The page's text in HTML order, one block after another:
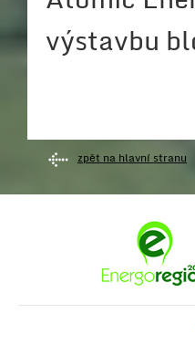
výstavbu
zpět na hlavní stranu